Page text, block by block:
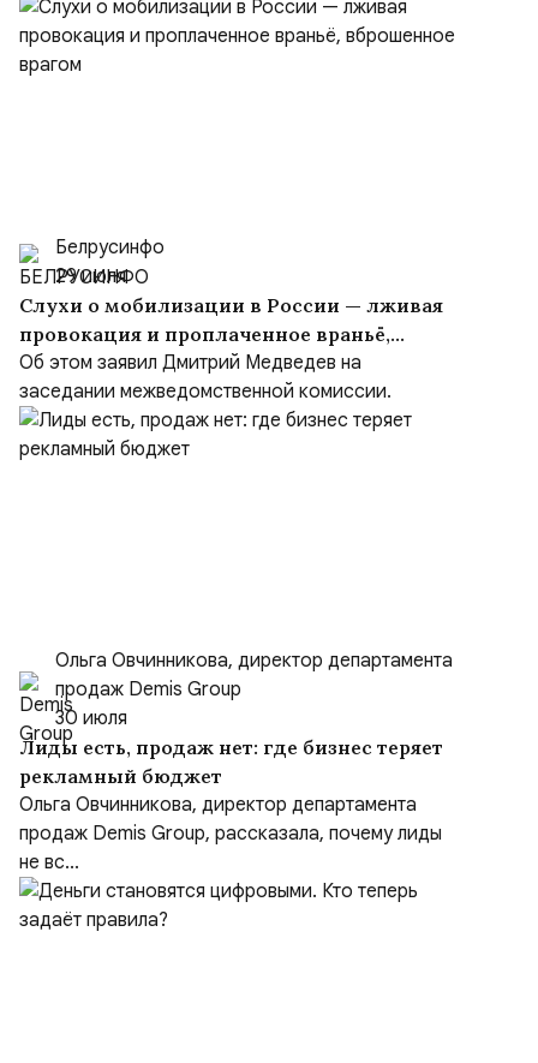
Белрусинфо
29 июля
Слухи о мобилизации в России — лживая
провокация и проплаченное враньё,
вброшенное врагом
Об этом заявил Дмитрий Медведев на
заседании межведомственной комиссии.
Ольга Овчинникова, директор департамента
продаж Demis Group
30 июля
Лиды есть, продаж нет: где бизнес теряет
рекламный бюджет
Ольга Овчинникова, директор департамента
продаж Demis Group, рассказала, почему лиды
не вс...